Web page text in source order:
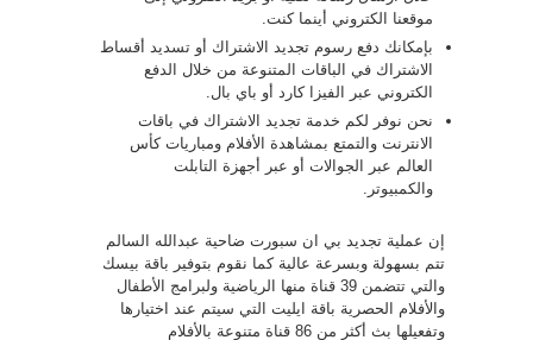
موقعنا الكتروني أينما كنت.
بإمكانك دفع رسوم تجديد الاشتراك أو تسديد أقساط
الاشتراك في الباقات المتنوعة من خلال الدفع
الكتروني عبر الفيزا كارد أو باي بال.
نحن نوفر لكم خدمة تجديد الاشتراك في باقات
الانترنت والتمتع بمشاهدة الأفلام ومباريات كأس
العالم عبر الجوالات أو عبر أجهزة التابلت
والكمبيوتر.
إن عملية تجديد بي ان سبورت ضاحية عبدالله السالم
تتم بسهولة وبسرعة عالية كما نقوم بتوفير باقة بيسك
والتي تتضمن 39 قناة منها الرياضية ولبرامج الأطفال
والأفلام الحصرية باقة ايليت التي سيتم عند اختيارها
وتفعيلها بث أكثر من 86 قناة متنوعة بالأفلام